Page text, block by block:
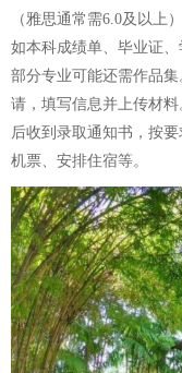
（雅思通常需6.0及以上
如本科成绩单、毕业证
部分专业可能还需作品
请，填写信息并上传材
后收到录取通知书，按
机票、安排住宿等。